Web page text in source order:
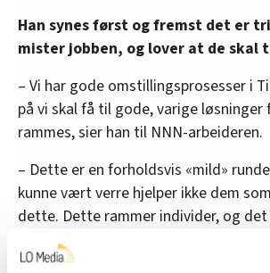
Han synes først og fremst det er
mister jobben, og lover at de skal
– Vi har gode omstillingsprosesser i
på vi skal få til gode, varige løsninger
rammes, sier han til NNN-arbeideren.
– Dette er en forholdsvis «mild»
kunne vært verre hjelper ikke dem
dette. Dette rammer individer, og
sier Johansen.